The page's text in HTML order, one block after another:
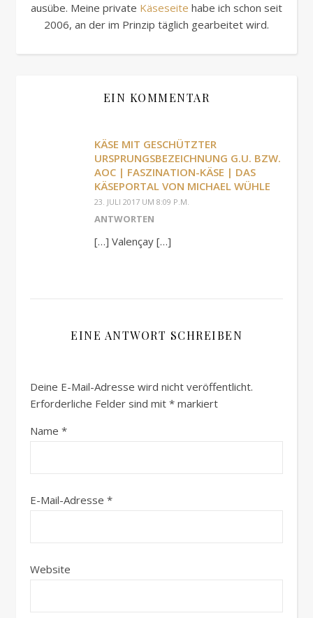
ausübe. Meine private Käseseite habe ich schon seit
2006, an der im Prinzip täglich gearbeitet wird.
EIN KOMMENTAR
KÄSE MIT GESCHÜTZTER
URSPRUNGSBEZEICHNUNG G.U. BZW.
AOC | FASZINATION-KÄSE | DAS
KÄSEPORTAL VON MICHAEL WÜHLE
23. JULI 2017 UM 8:09 P.M.
ANTWORTEN
[…] Valençay […]
EINE ANTWORT SCHREIBEN
Deine E-Mail-Adresse wird nicht veröffentlicht.
Erforderliche Felder sind mit * markiert
Name *
E-Mail-Adresse *
Website